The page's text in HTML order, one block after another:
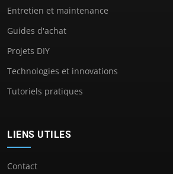
Entretien et maintenance
Guides d'achat
Projets DIY
Technologies et innovations
Tutoriels pratiques
LIENS UTILES
Contact